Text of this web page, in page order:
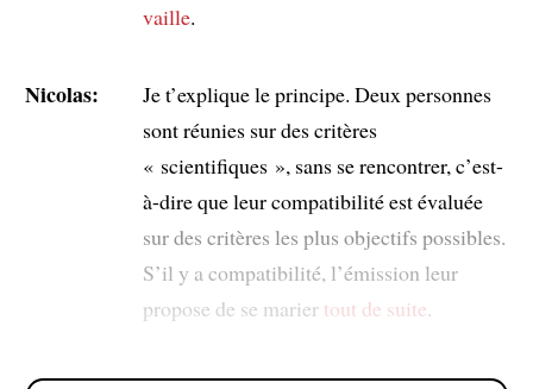
vaille.
Nicolas:
Je t’explique le principe. Deux personnes
sont réunies sur des critères
« scientifiques », sans se rencontrer, c’est-
à-dire que leur compatibilité est évaluée
sur des critères les plus objectifs possibles.
S’il y a compatibilité, l’émission leur
propose de se marier tout de suite.